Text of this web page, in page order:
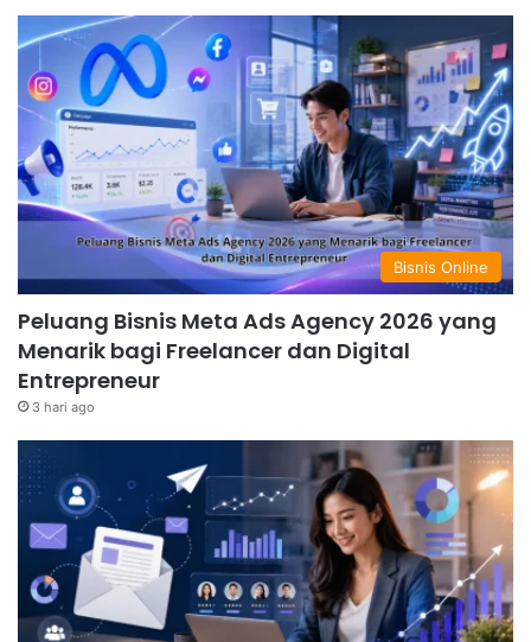
Bisnis Online
Peluang Bisnis Meta Ads Agency 2026 yang
Menarik bagi Freelancer dan Digital
Entrepreneur
3 hari ago